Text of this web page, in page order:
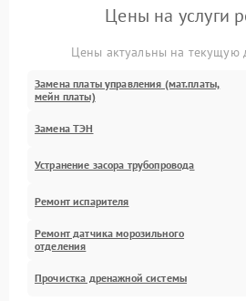
Цены на услуги
Цены актуальны на текущую
Замена платы управления (мат.платы,
мейн платы)
Замена ТЭН
Устранение засора трубопровода
Ремонт испарителя
Ремонт датчика морозильного
отделения
Прочистка дренажной системы